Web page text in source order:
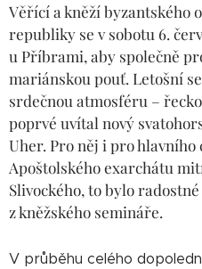
Věřící a kněží byzantského
republiky se v sobotu 6.
u Příbrami, aby společně
mariánskou pouť. Letošní
srdečnou atmosféru –
poprvé uvítal nový
Uher. Pro něj i pro
Apoštolského exarchátu
Slivockého, to bylo
z kněžského semináře.
V průběhu celého